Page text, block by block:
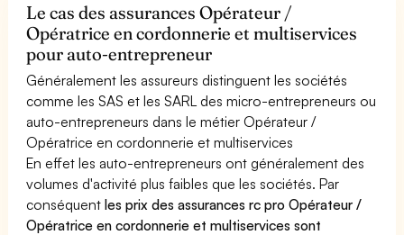
Le cas des assurances Opérateur /
Opératrice en cordonnerie et multiservices
pour auto-entrepreneur
Généralement les assureurs distinguent les sociétés
comme les SAS et les SARL des micro-entrepreneurs ou
auto-entrepreneurs dans le métier Opérateur /
Opératrice en cordonnerie et multiservices
En effet les auto-entrepreneurs ont généralement des
volumes d'activité plus faibles que les sociétés. Par
conséquentles prix des assurances rc pro Opérateur /
Opératrice en cordonnerie et multiservices sont